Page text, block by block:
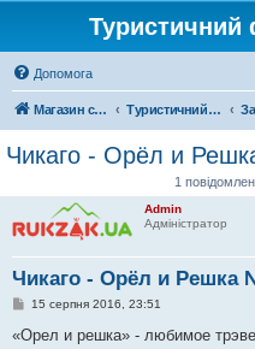
Допомога
Магазин спорядження Туристичний форум «Рюкзак»
Чикаго - Орёл и
1
Admin
Адміністратор
Чикаго - Орёл и Решка
П
в
15 серпня 2016, 23:51
«Орел и решка» - любимое